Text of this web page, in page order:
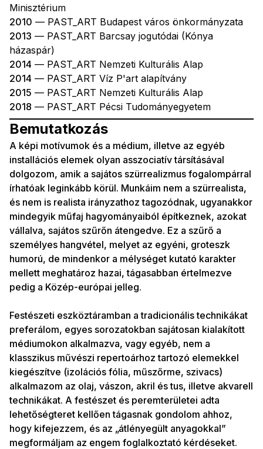
Bemutatkozás
A képi motívumok és a médium, illetve az egyéb
installációs elemek olyan asszociatív társításával
dolgozom, amik a sajátos szürrealizmus fogalompárral
írhatóak leginkább körül. Munkáim nem a szürrealista,
és nem is realista irányzathoz tagozódnak, ugyanakkor
mindegyik műfaj hagyományaiból építkeznek, azokat
vállalva, sajátos szűrőn átengedve. Ez a szűrő a
személyes hangvétel, melyet az egyéni, groteszk
humorú, de mindenkor a mélységet kutató karakter
mellett meghatároz hazai, tágasabban értelmezve
pedig a Közép-európai jelleg.
Festészeti eszköztáramban a tradicionális technikákat
preferálom, egyes sorozatokban sajátosan kialakított
médiumokon alkalmazva, vagy egyéb, nem a
klasszikus művészi repertoárhoz tartozó elemekkel
kiegészítve (izolációs fólia, műszőrme, szivacs)
alkalmazom az olaj, vászon, akril és tus, illetve akvarell
technikákat. A festészet és peremterületei adta
lehetőségteret kellően tágasnak gondolom ahhoz,
hogy kifejezzem, és az „átlényegült anyagokkal”
megformáljam az engem foglalkoztató kérdéseket.
Minisztérium
2010 — PAST_ART Budapest város önkormányzata
2013 — PAST_ART Barcsay jogutódai (Kónya
házaspár)
2014 — PAST_ART Nemzeti Kulturális Alap
2014 — PAST_ART Víz P'art alapítvány
2015 — PAST_ART Nemzeti Kulturális Alap
2018 — PAST_ART Pécsi Tudományegyetem